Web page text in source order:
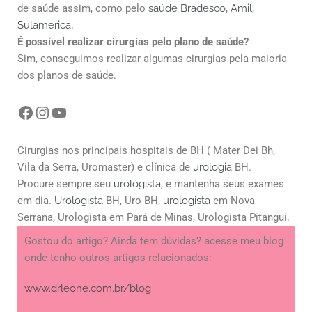
de saúde assim, como pelo saúde Bradesco, Amil,
Sulamerica.
É possível realizar cirurgias pelo plano de saúde?
Sim, conseguimos realizar algumas cirurgias pela maioria
dos planos de saúde.
Cirurgias nos principais hospitais de BH ( Mater Dei Bh,
Vila da Serra, Uromaster) e clínica de urologia BH.
Procure sempre seu urologista, e mantenha seus exames
em dia. Urologista BH, Uro BH, urologista em Nova
Serrana, Urologista em Pará de Minas, Urologista Pitangui.
Gostou do artigo? Ainda tem dúvidas? acesse meu blog
onde tenho outros artigos relacionados:
www.drleone.com.br/blog